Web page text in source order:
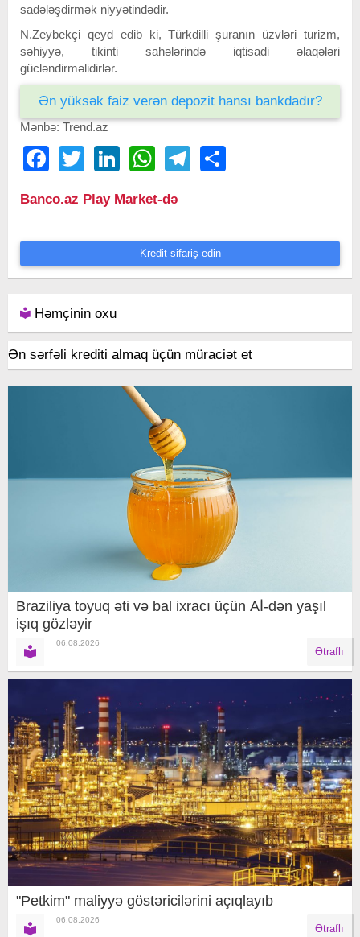
sadələşdirmək niyyətindədir.
N.Zeybekçi qeyd edib ki, Türkdilli şuranın üzvləri turizm,
səhiyyə, tikinti sahələrində iqtisadi əlaqələri
gücləndirməlidirlər.
Ən yüksək faiz verən depozit hansı bankdadır?
Mənbə: Trend.az
FacebookTwitter LinkedIn WhatsAppTelegram
Banco.az Play Market-də
Kredit sifariş edin
Həmçinin oxu
Ən sərfəli krediti almaq üçün müraciət et
Braziliya toyuq əti və bal ixracı üçün Aİ-dən yaşıl
işıq gözləyir
06.08.2026
Ətraflı
"Petkim" maliyyə göstəricilərini açıqlayıb
06.08.2026
Ətraflı